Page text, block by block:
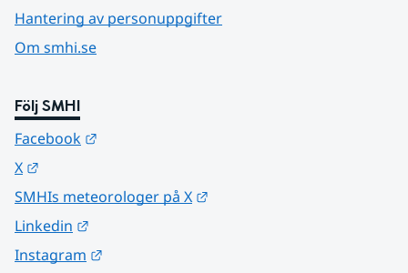
Hantering av personuppgifter
Om smhi.se
Följ SMHI
Facebook
X
SMHIs meteorologer på X
Linkedin
Instagram